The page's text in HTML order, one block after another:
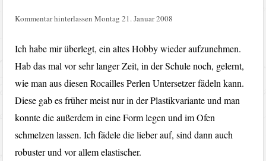
Kommentar hinterlassen Montag 21. Januar 2008
Ich habe mir überlegt, ein altes Hobby wieder aufzunehmen.
Hab das mal vor sehr langer Zeit, in der Schule noch, gelernt,
wie man aus diesen Rocailles Perlen Untersetzer fädeln kann.
Diese gab es früher meist nur in der Plastikvariante und man
konnte die außerdem in eine Form legen und im Ofen
schmelzen lassen. Ich fädele die lieber auf, sind dann auch
robuster und vor allem elastischer.